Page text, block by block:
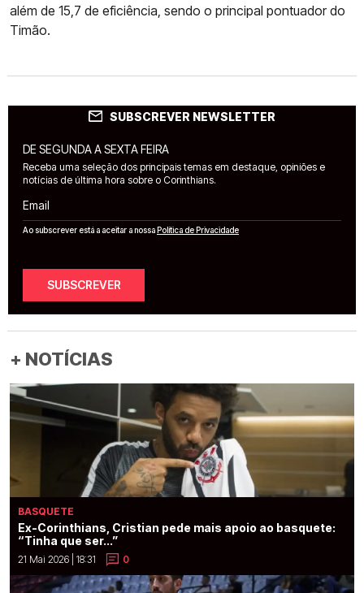
além de 15,7 de eficiência, sendo o principal pontuador do
Timão.
SUBSCREVER NEWSLETTER
DE SEGUNDA A SEXTA FEIRA
Receba uma seleção dos principais temas em destaque, opiniões e
notícias de última hora sobre o Corinthians.
Email
Ao subscrever está a aceitar a nossaPolítica de Privacidade
SUBSCREVER
+ NOTÍCIAS
BASQUETE
Ex-Corinthians, Cristian pede mais apoio ao basquete:
“Tinha que ser...”
21 Mai 2026 | 18:31 0